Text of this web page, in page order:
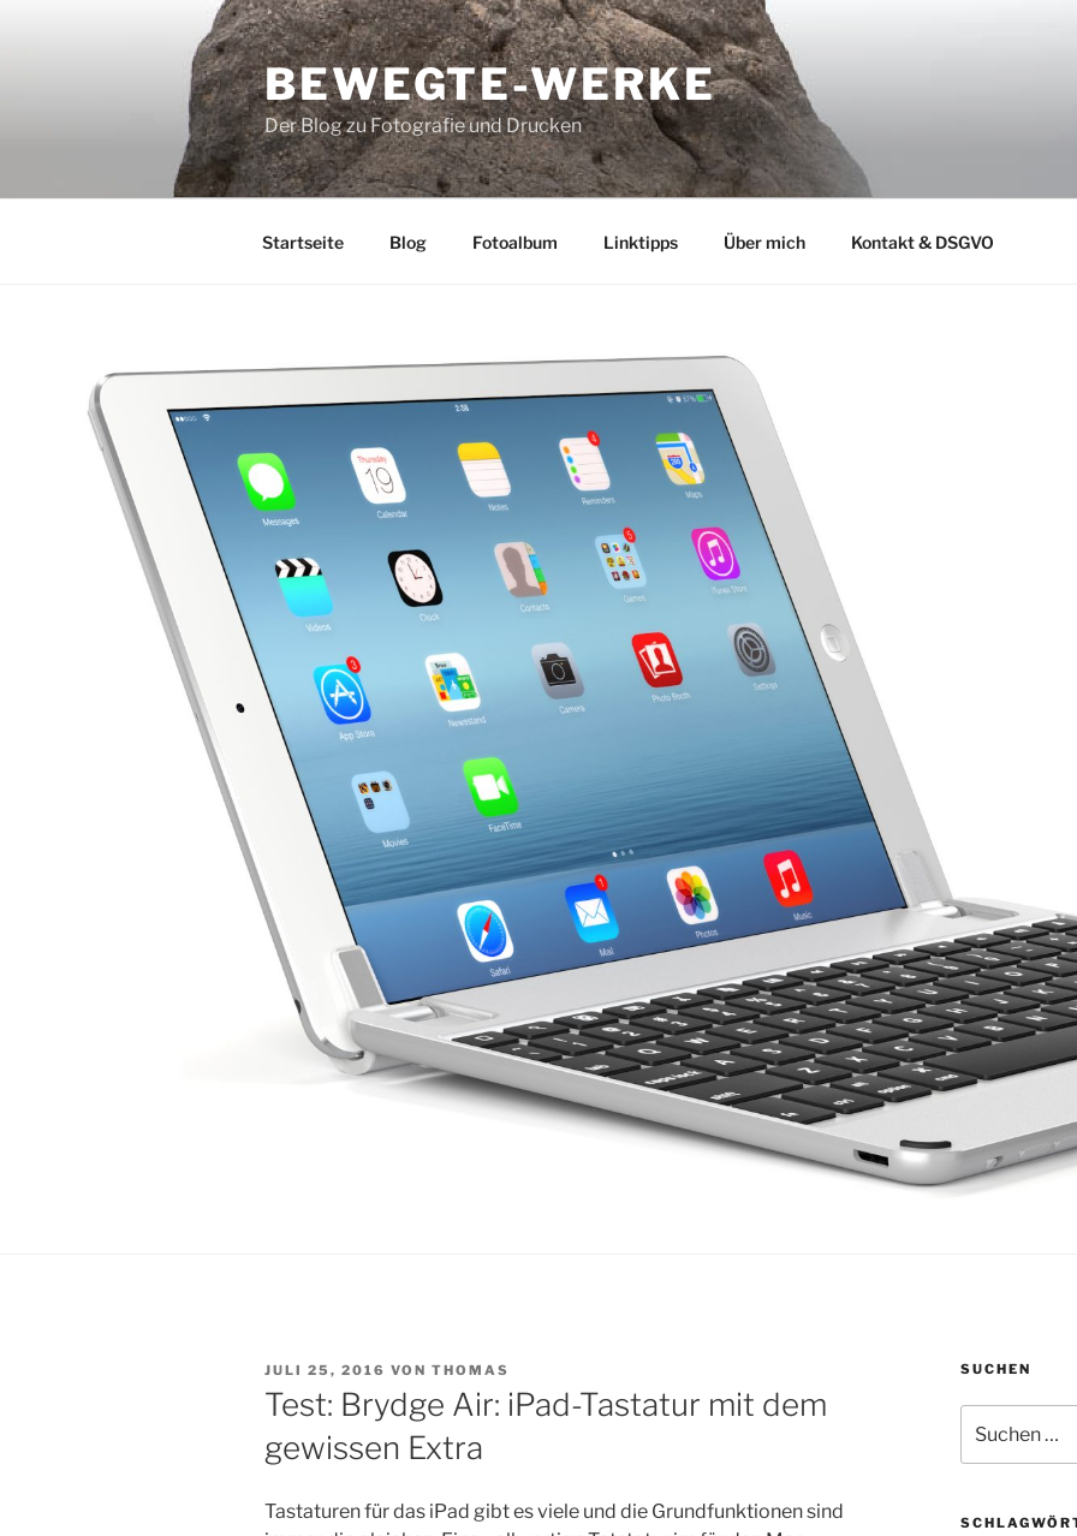
BEWEGTE-WERKE
Der Blog zu Fotografie und Drucken
Startseite Blog Fotoalbum Linktipps Über mich Kontakt & DSGVO
VERÖFFENTLICHT
AM
JULI 25, 2016 VON THOMAS
Test: Brydge Air: iPad-Tastatur mit dem
gewissen Extra
Tastaturen für das iPad gibt es viele und die Grundfunktionen sind
SUCHEN
nach: